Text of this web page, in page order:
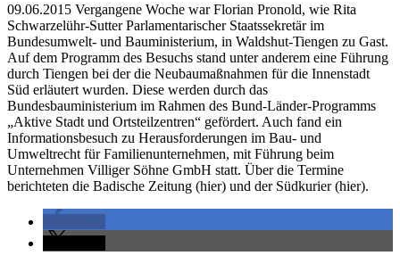
09.06.2015 Vergangene Woche war Florian Pronold, wie Rita
Schwarzelühr-Sutter Parlamentarischer Staatssekretär im
Bundesumwelt- und Bauministerium, in Waldshut-Tiengen zu Gast.
Auf dem Programm des Besuchs stand unter anderem eine Führung
durch Tiengen bei der die Neubaumaßnahmen für die Innenstadt
Süd erläutert wurden. Diese werden durch das
Bundesbauministerium im Rahmen des Bund-Länder-Programms
„Aktive Stadt und Ortsteilzentren“ gefördert. Auch fand ein
Informationsbesuch zu Herausforderungen im Bau- und
Umweltrecht für Familienunternehmen, mit Führung beim
Unternehmen Villiger Söhne GmbH statt. Über die Termine
berichteten die Badische Zeitung (hier) und der Südkurier (hier).